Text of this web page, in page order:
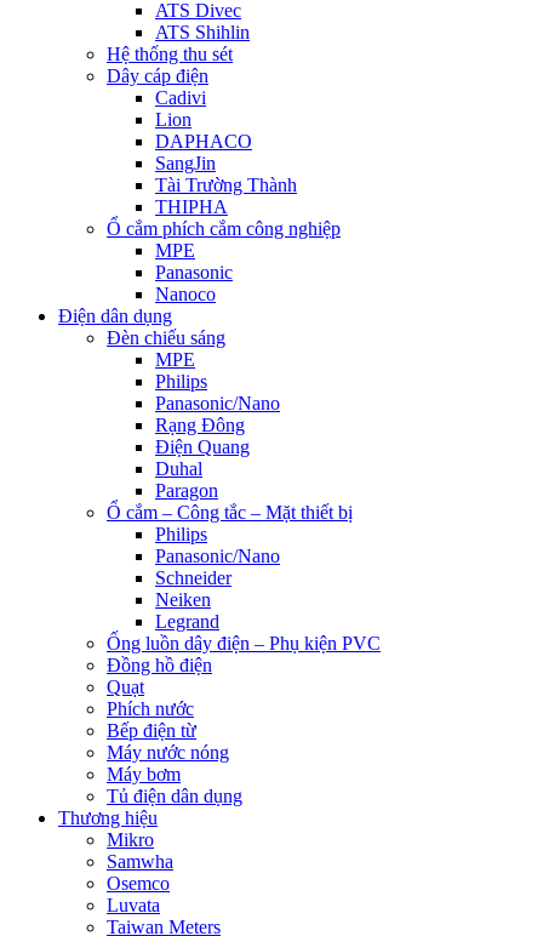
ATS Divec
ATS Shihlin
Hệ thống thu sét
Dây cáp điện
Cadivi
Lion
DAPHACO
SangJin
Tài Trường Thành
THIPHA
Ổ cắm phích cắm công nghiệp
MPE
Panasonic
Nanoco
Điện dân dụng
Đèn chiếu sáng
MPE
Philips
Panasonic/Nano
Rạng Đông
Điện Quang
Duhal
Paragon
Ổ cắm – Công tắc – Mặt thiết bị
Philips
Panasonic/Nano
Schneider
Neiken
Legrand
Ống luồn dây điện – Phụ kiện PVC
Đồng hồ điện
Quạt
Phích nước
Bếp điện từ
Máy nước nóng
Máy bơm
Tủ điện dân dụng
Thương hiệu
Mikro
Samwha
Osemco
Luvata
Taiwan Meters